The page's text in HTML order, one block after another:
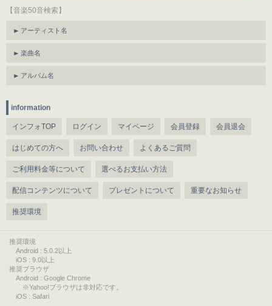
【音楽50音検索】
アーティスト名
楽曲名
アルバム名
information
インフォTOP ログイン マイページ 会員登録 会員退会
はじめての方へ お問い合わせ よくあるご質問
ご利用料金等について 選べるお支払い方法
配信コンテンツについて プレゼントについて 重要なお知らせ
推奨環境
推奨環境
Android : 5.0.2以上
iOS : 9.0以上
推奨ブラウザ
Android : Google Chrome
※Yahoo!ブラウザは非対応です。
iOS : Safari